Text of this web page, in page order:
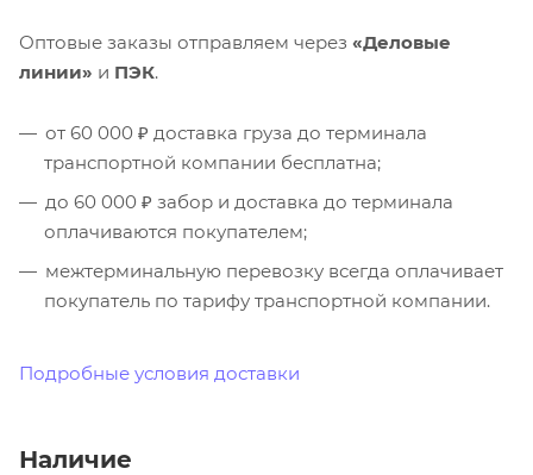
Оптовые заказы отправляем через «Деловые
линии» и ПЭК.
от 60 000 ₽ доставка груза до терминала
транспортной компании бесплатна;
до 60 000 ₽ забор и доставка до терминала
оплачиваются покупателем;
межтерминальную перевозку всегда оплачивает
покупатель по тарифу транспортной компании.
Подробные условия доставки
Наличие